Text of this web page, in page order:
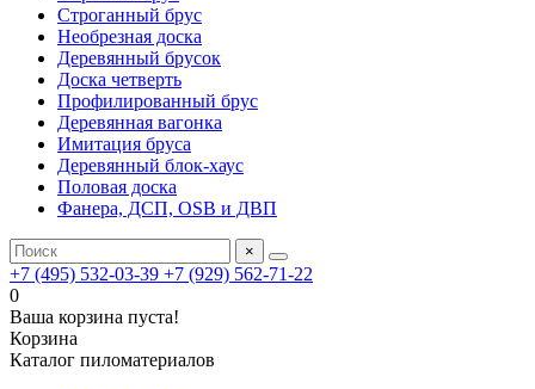
Строганный брус
Необрезная доска
Деревянный брусок
Доска четверть
Профилированный брус
Деревянная вагонка
Имитация бруса
Деревянный блок-хаус
Половая доска
Фанера, ДСП, OSB и ДВП
×
+7 (495) 532-03-39 +7 (929) 562-71-22
0
Ваша корзина пуста!
Корзина
Каталог пиломатериалов